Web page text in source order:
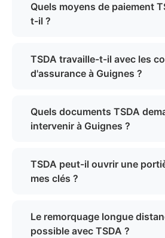
Quels moyens de paiement
t-il ?
TSDA travaille-t-il avec les
d'assurance à Guignes ?
Quels documents TSDA
intervenir à Guignes ?
TSDA peut-il ouvrir une
mes clés ?
Le remorquage longue
possible avec TSDA ?